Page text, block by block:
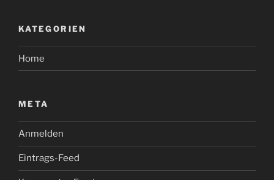
KATEGORIEN
Home
META
Anmelden
Eintrags-Feed